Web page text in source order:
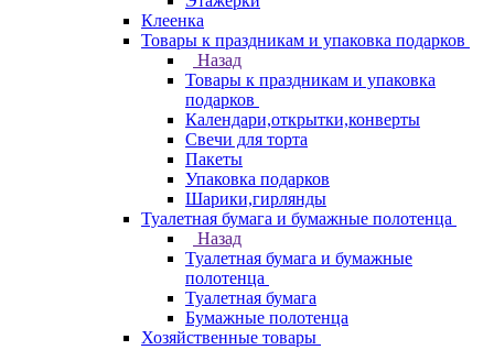
Клеенка
Товары к праздникам и упаковка подарков
Назад
Товары к праздникам и упаковка
подарков
Календари,открытки,конверты
Свечи для торта
Пакеты
Упаковка подарков
Шарики,гирлянды
Туалетная бумага и бумажные полотенца
Назад
Туалетная бумага и бумажные
полотенца
Туалетная бумага
Бумажные полотенца
Хозяйственные товары